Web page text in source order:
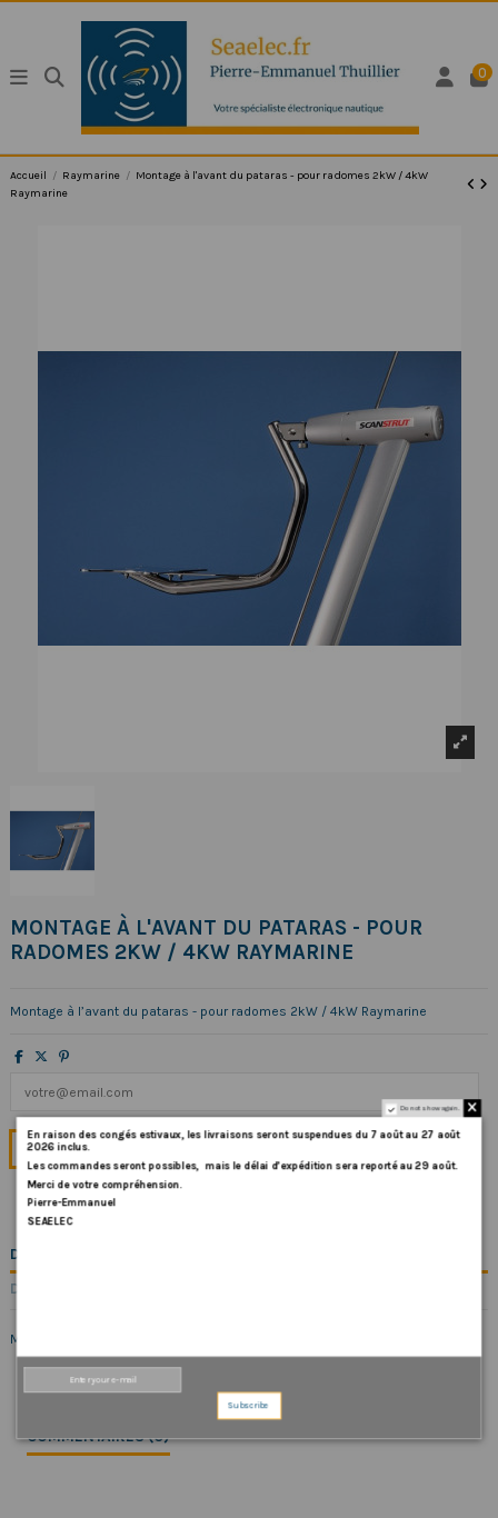
0
Accueil Raymarine
Montage à l'avant du pataras - pour radomes 2kW / 4kW
Raymarine
MONTAGE À L'AVANT DU PATARAS - POUR
RADOMES 2KW / 4KW RAYMARINE
Montage à l’avant du pataras - pour radomes 2kW / 4kW Raymarine
DESCRIPTION
DÉTAILS DU PRODUIT
Montage à l’avant du pataras - pour radomes 2kW / 4kW Raymarine
COMMENTAIRES (0)
Do not show again.
En raison des congés estivaux, les livraisons seront suspendues du 7 août au 27 août
2026 inclus.
Les commandes seront possibles, mais le délai d’expédition sera reporté au 29 août.
Merci de votre compréhension.
Pierre-Emmanuel
SEAELEC
Subscribe